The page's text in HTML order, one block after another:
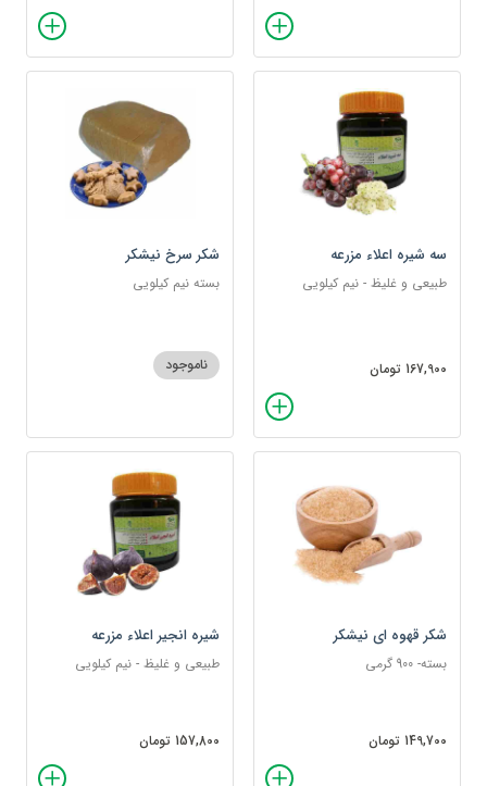
سه شیره اعلاء مزرعه
طبیعی و غلیظ - نیم کیلویی
167,900 تومان
شکر سرخ نیشکر
بسته نیم کیلویی
ناموجود
شکر قهوه ای نیشکر
بسته- 900 گرمی
149,700 تومان
شیره انجیر اعلاء مزرعه
طبیعی و غلیظ - نیم کیلویی
157,800 تومان